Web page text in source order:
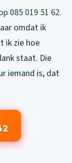
085 019 51 62.
omdat ik
ik zie hoe
staat. Die
iemand is, dat